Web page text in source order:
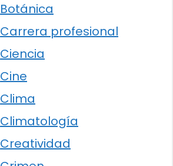
Botánica
Carrera profesional
Ciencia
Cine
Clima
Climatología
Creatividad